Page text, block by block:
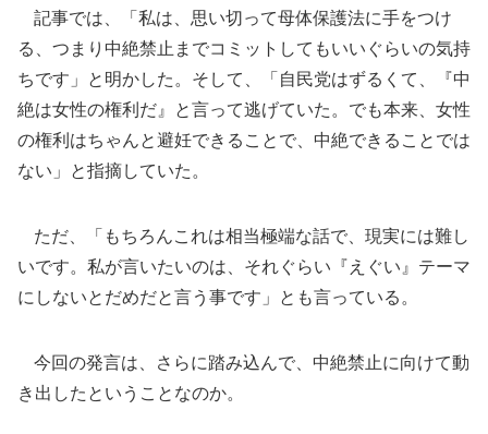
記事では、「私は、思い切って母体保護法に手をつけ
る、つまり中絶禁止までコミットしてもいいぐらいの気持
ちです」と明かした。そして、「自民党はずるくて、『中
絶は女性の権利だ』と言って逃げていた。でも本来、女性
の権利はちゃんと避妊できることで、中絶できることでは
ない」と指摘していた。
ただ、「もちろんこれは相当極端な話で、現実には難し
いです。私が言いたいのは、それぐらい『えぐい』テーマ
にしないとだめだと言う事です」とも言っている。
今回の発言は、さらに踏み込んで、中絶禁止に向けて動
き出したということなのか。